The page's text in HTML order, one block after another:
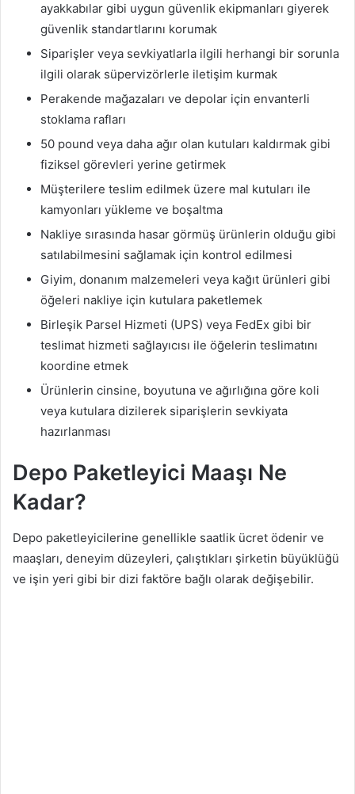
ayakkabılar gibi uygun güvenlik ekipmanları giyerek
güvenlik standartlarını korumak
Siparişler veya sevkiyatlarla ilgili herhangi bir sorunla
ilgili olarak süpervizörlerle iletişim kurmak
Perakende mağazaları ve depolar için envanterli
stoklama rafları
50 pound veya daha ağır olan kutuları kaldırmak gibi
fiziksel görevleri yerine getirmek
Müşterilere teslim edilmek üzere mal kutuları ile
kamyonları yükleme ve boşaltma
Nakliye sırasında hasar görmüş ürünlerin olduğu gibi
satılabilmesini sağlamak için kontrol edilmesi
Giyim, donanım malzemeleri veya kağıt ürünleri gibi
öğeleri nakliye için kutulara paketlemek
Birleşik Parsel Hizmeti (UPS) veya FedEx gibi bir
teslimat hizmeti sağlayıcısı ile öğelerin teslimatını
koordine etmek
Ürünlerin cinsine, boyutuna ve ağırlığına göre koli
veya kutulara dizilerek siparişlerin sevkiyata
hazırlanması
Depo Paketleyici Maaşı Ne
Kadar?
Depo paketleyicilerine genellikle saatlik ücret ödenir ve
maaşları, deneyim düzeyleri, çalıştıkları şirketin büyüklüğü
ve işin yeri gibi bir dizi faktöre bağlı olarak değişebilir.